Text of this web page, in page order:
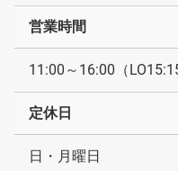
営業時間
11:00～16:00（LO15:15
定休日
日・月曜日